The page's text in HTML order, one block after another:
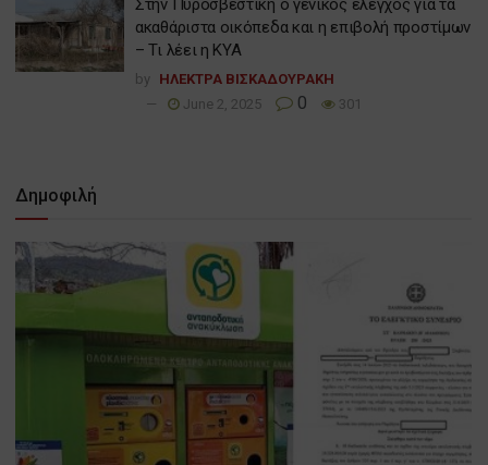
Στην Πυροσβεστική ο γενικός έλεγχος για τα
ακαθάριστα οικόπεδα και η επιβολή προστίμων
– Τι λέει η ΚΥΑ
by ΗΛΕΚΤΡΑ ΒΙΣΚΑΔΟΥΡΑΚΗ
June 2, 2025
0 301
Δημοφιλή